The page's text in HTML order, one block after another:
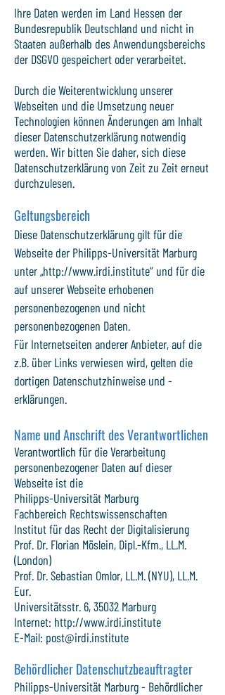
Ihre Daten werden im Land Hessen der
Bundesrepublik Deutschland und nicht in
Staaten außerhalb des Anwendungsbereichs
der DSGVO gespeichert oder verarbeitet.
Durch die Weiterentwicklung unserer
Webseiten und die Umsetzung neuer
Technologien können Änderungen am Inhalt
dieser Datenschutzerklärung notwendig
werden. Wir bitten Sie daher, sich diese
Datenschutzerklärung von Zeit zu Zeit erneut
durchzulesen.
Geltungsbereich
Diese Datenschutzerklärung gilt für die
Webseite der Philipps-Universität Marburg
unter „http://www.irdi.institute“ und für die
auf unserer Webseite erhobenen
personenbezogenen und nicht
personenbezogenen Daten.
Für Internetseiten anderer Anbieter, auf die
z.B. über Links verwiesen wird, gelten die
dortigen Datenschutzhinweise und -
erklärungen.
Name und Anschrift des Verantwortlichen
Verantwortlich für die Verarbeitung
personenbezogener Daten auf dieser
Webseite ist die
Philipps-Universität Marburg
Fachbereich Rechtswissenschaften
Institut für das Recht der Digitalisierung
Prof. Dr. Florian Möslein, Dipl.-Kfm., LL.M.
(London)
Prof. Dr. Sebastian Omlor, LL.M. (NYU), LL.M.
Eur.
Universitätsstr. 6, 35032 Marburg
Internet: http://www.irdi.institute
E-Mail: post@irdi.institute
Behördlicher Datenschutzbeauftragter
Philipps-Universität Marburg - Behördlicher